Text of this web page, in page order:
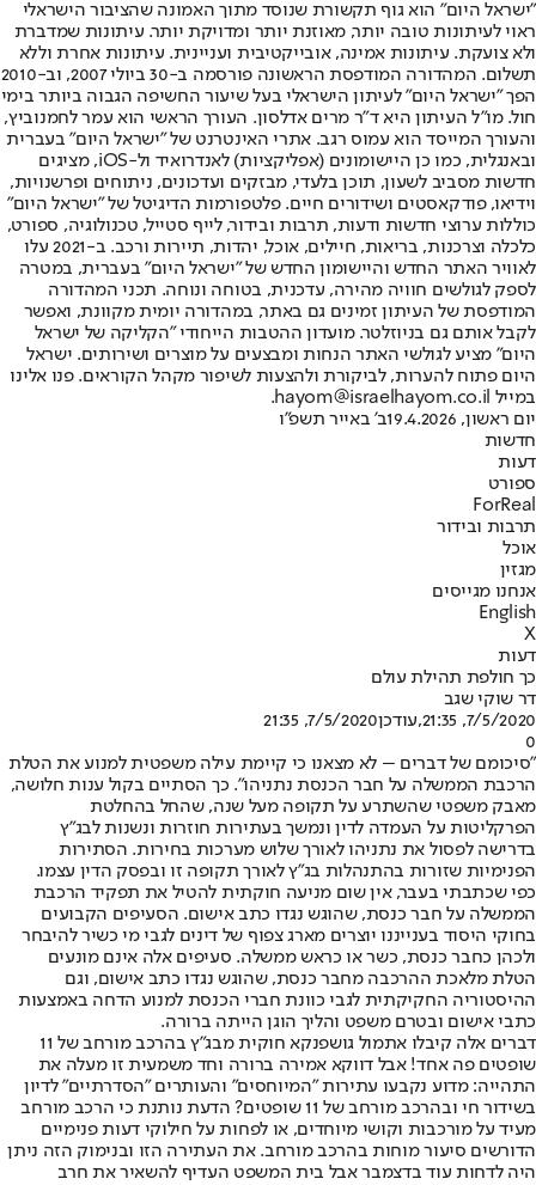
"ישראל היום" הוא גוף תקשורת שנוסד מתוך האמונה שהציבור הישראלי
ראוי לעיתונות טובה יותר, מאוזנת יותר ומדויקת יותר. עיתונות שמדברת
ולא צועקת. עיתונות אמינה, אובייקטיבית ועניינית. עיתונות אחרת וללא
תשלום. המהדורה המודפסת הראשונה פורסמה ב-30 ביולי 2007, וב-2010
הפך "ישראל היום" לעיתון הישראלי בעל שיעור החשיפה הגבוה ביותר בימי
חול. מו"ל העיתון היא ד"ר מרים אדלסון. העורך הראשי הוא עמר לחמנוביץ,
והעורך המייסד הוא עמוס רגב. אתרי האינטרנט של "ישראל היום" בעברית
ובאנגלית, כמו כן היישומונים (אפליקציות) לאנדרואיד ול-iOS, מציגים
חדשות מסביב לשעון, תוכן בלעדי, מבזקים ועדכונים, ניתוחים ופרשנויות,
וידיאו, פודקאסטים ושידורים חיים. פלטפורמות הדיגיטל של "ישראל היום"
כוללות ערוצי חדשות ודעות, תרבות ובידור, לייף סטייל, טכנולוגיה, ספורט,
כלכלה וצרכנות, בריאות, חיילים, אוכל, יהדות, תיירות ורכב. ב-2021 עלו
לאוויר האתר החדש והיישומון החדש של "ישראל היום" בעברית, במטרה
לספק לגולשים חוויה מהירה, עדכנית, בטוחה ונוחה. תכני המהדורה
המודפסת של העיתון זמינים גם באתר, במהדורה יומית מקוונת, ואפשר
לקבל אותם גם בניוזלטר. מועדון ההטבות הייחודי "הקליקה של ישראל
היום" מציע לגולשי האתר הנחות ומבצעים על מוצרים ושירותים. ישראל
היום פתוח להערות, לביקורת ולהצעות לשיפור מקהל הקוראים. פנו אלינו
במייל hayom@israelhayom.co.il.
יום ראשון, 19.4.2026
ב' באייר תשפ"ו
חדשות
דעות
ספורט
ForReal
תרבות ובידור
אוכל
מגזין
אנחנו מגייסים
English
X
דעות
כך חולפת תהילת עולם
דר שוקי שגב
7/5/2020, 21:35
,עודכן7/5/2020, 21:35
0
״סיכומם של דברים – לא מצאנו כי קיימת עילה משפטית למנוע את הטלת
הרכבת הממשלה על חבר הכנסת נתניהו״. כך הסתיים בקול ענות חלושה,
מאבק משפטי שהשתרע על תקופה מעל שנה, שהחל בהחלטת
הפרקליטות על העמדה לדין ונמשך בעתירות חוזרות ונשנות לבג״ץ
בדרישה לפסול את נתניהו לאורך שלוש מערכות בחירות. הסתירות
הפנימיות שזורות בהתנהלות בג״ץ לאורך תקופה זו ובפסק הדין עצמו.
כפי שכתבתי בעבר, אין שום מניעה חוקתית להטיל את תפקיד הרכבת
הממשלה על חבר כנסת, שהוגש נגדו כתב אישום. הסעיפים הקבועים
בחוקי היסוד בענייננו יוצרים מארג צפוף של דינים לגבי מי כשיר להיבחר
ולכהן כחבר כנסת, כשר או כראש ממשלה. סעיפים אלה אינם מונעים
הטלת מלאכת ההרכבה מחבר כנסת, שהוגש נגדו כתב אישום, וגם
ההיסטוריה החקיקתית לגבי כוונת חברי הכנסת למנוע הדחה באמצעות
כתבי אישום ובטרם משפט והליך הוגן הייתה ברורה.
דברים אלה קיבלו אתמול גושפנקא חוקית מבג״ץ בהרכב מורחב של 11
שופטים פה אחד! אבל דווקא אמירה ברורה וחד משמעית זו מעלה את
התהייה: מדוע נקבעו עתירות ״המיוחסים״ והעותרים ״הסדרתיים״ לדיון
בשידור חי ובהרכב מורחב של 11 שופטים? הדעת נותנת כי הרכב מורחב
מעיד על מורכבות וקושי מיוחדים, או לפחות על חילוקי דעות פנימיים
הדורשים סיעור מוחות בהרכב מורחב. את העתירה הזו ובנימוק הזה ניתן
היה לדחות עוד בדצמבר אבל בית המשפט העדיף להשאיר את חרב